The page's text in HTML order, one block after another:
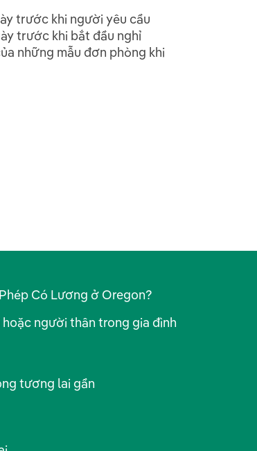
trước khi người yêu cầu
trước khi bắt đầu nghỉ
những mẫu đơn phòng khi
Có Lương ở Oregon?
người thân trong gia đình
tương lai gần